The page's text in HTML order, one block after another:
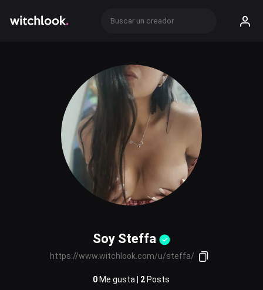
Soy Steffa
https://www.witchlook.com/u/steffa/
0 Me gusta | 2 Posts